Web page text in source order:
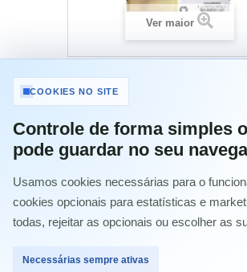
Ver maior
Tinteiro Epson 16 1624 Amarelo
C13T16244020
Referência: C13T16244022
Condição: Novo produto
Imprimir
12,76 €
COOKIES NO SITE
Controle de forma simples
pode guardar no seu
Usamos cookies necessárias para o
cookies opcionais para estatísticas e
todas, rejeitar as opcionais ou escolher as
Necessárias sempre ativas